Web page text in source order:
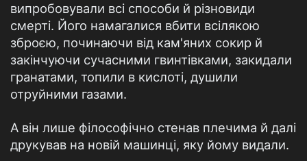
випробовували всі способи й різновиди
смерті. Його намагалися вбити всілякою
зброєю, починаючи від кам'яних сокир й
закінчуючи сучасними гвинтівками, закидали
гранатами, топили в кислоті, душили
отруйними газами.
А він лише філософічно стенав плечима й далі
друкував на новій машинці, яку йому видали.